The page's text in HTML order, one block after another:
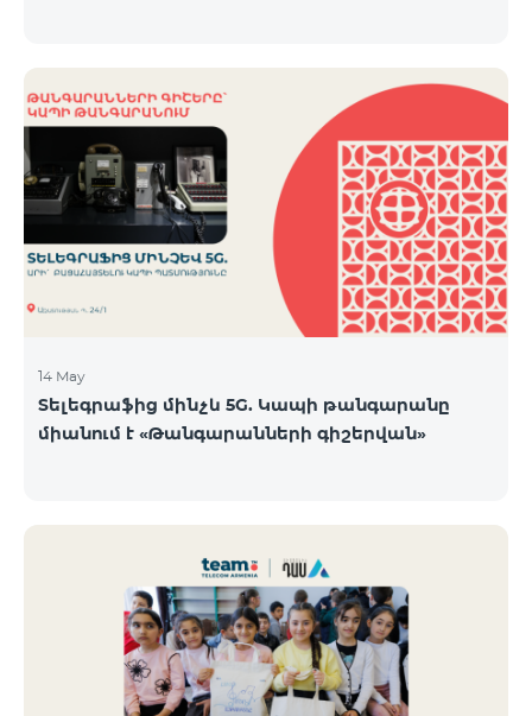
14 May
Տելեգրաֆից մինչև 5G. Կապի թանգարանը
միանում է «Թանգարանների գիշերվան»